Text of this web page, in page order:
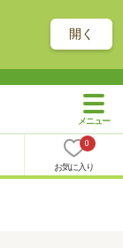
開く
0
お気に入り